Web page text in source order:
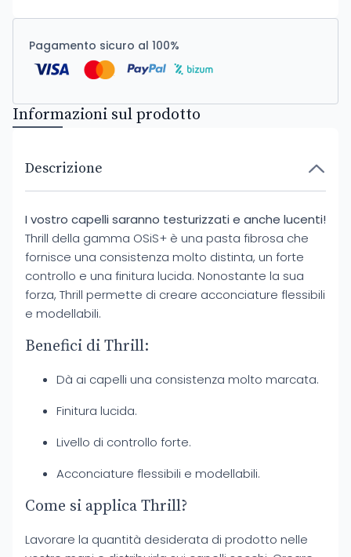
Pagamento sicuro al 100%
Informazioni sul prodotto
Descrizione
I vostro capelli saranno testurizzati e anche lucenti!
Thrill della gamma OSiS+ è una pasta fibrosa che
fornisce una consistenza molto distinta, un forte
controllo e una finitura lucida. Nonostante la sua
forza, Thrill permette di creare acconciature flessibili
e modellabili.
Benefici di Thrill:
Dà ai capelli una consistenza molto marcata.
Finitura lucida.
Livello di controllo forte.
Acconciature flessibili e modellabili.
Come si applica Thrill?
Lavorare la quantità desiderata di prodotto nelle